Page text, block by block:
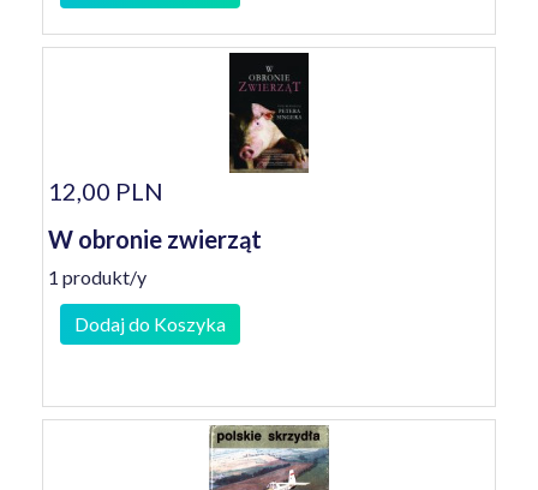
12,00 PLN
W obronie zwierząt
1 produkt/y
Dodaj do Koszyka